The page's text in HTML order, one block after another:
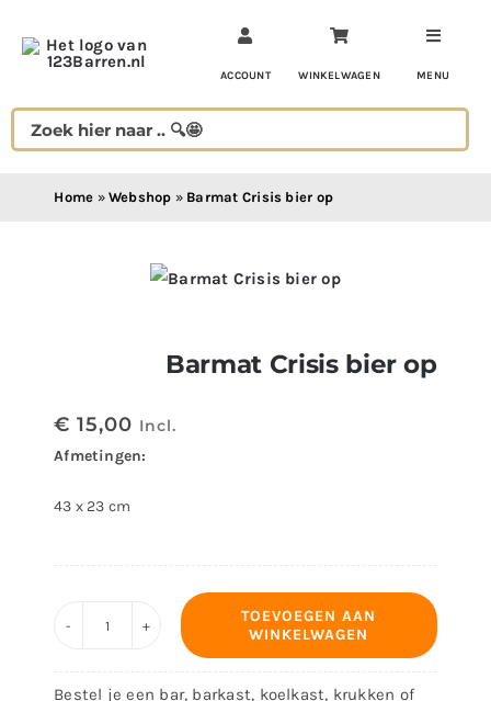
naar
ACCOUNT WINKELWAGEN MENU
Home » Webshop » Barmat Crisis bier op
Barmat Crisis bier op
€ 15,00 Incl.
Afmetingen:
43 x 23 cm
TOEVOEGEN AAN
WINKELWAGEN
Bestel je een bar, barkast, koelkast, krukken of